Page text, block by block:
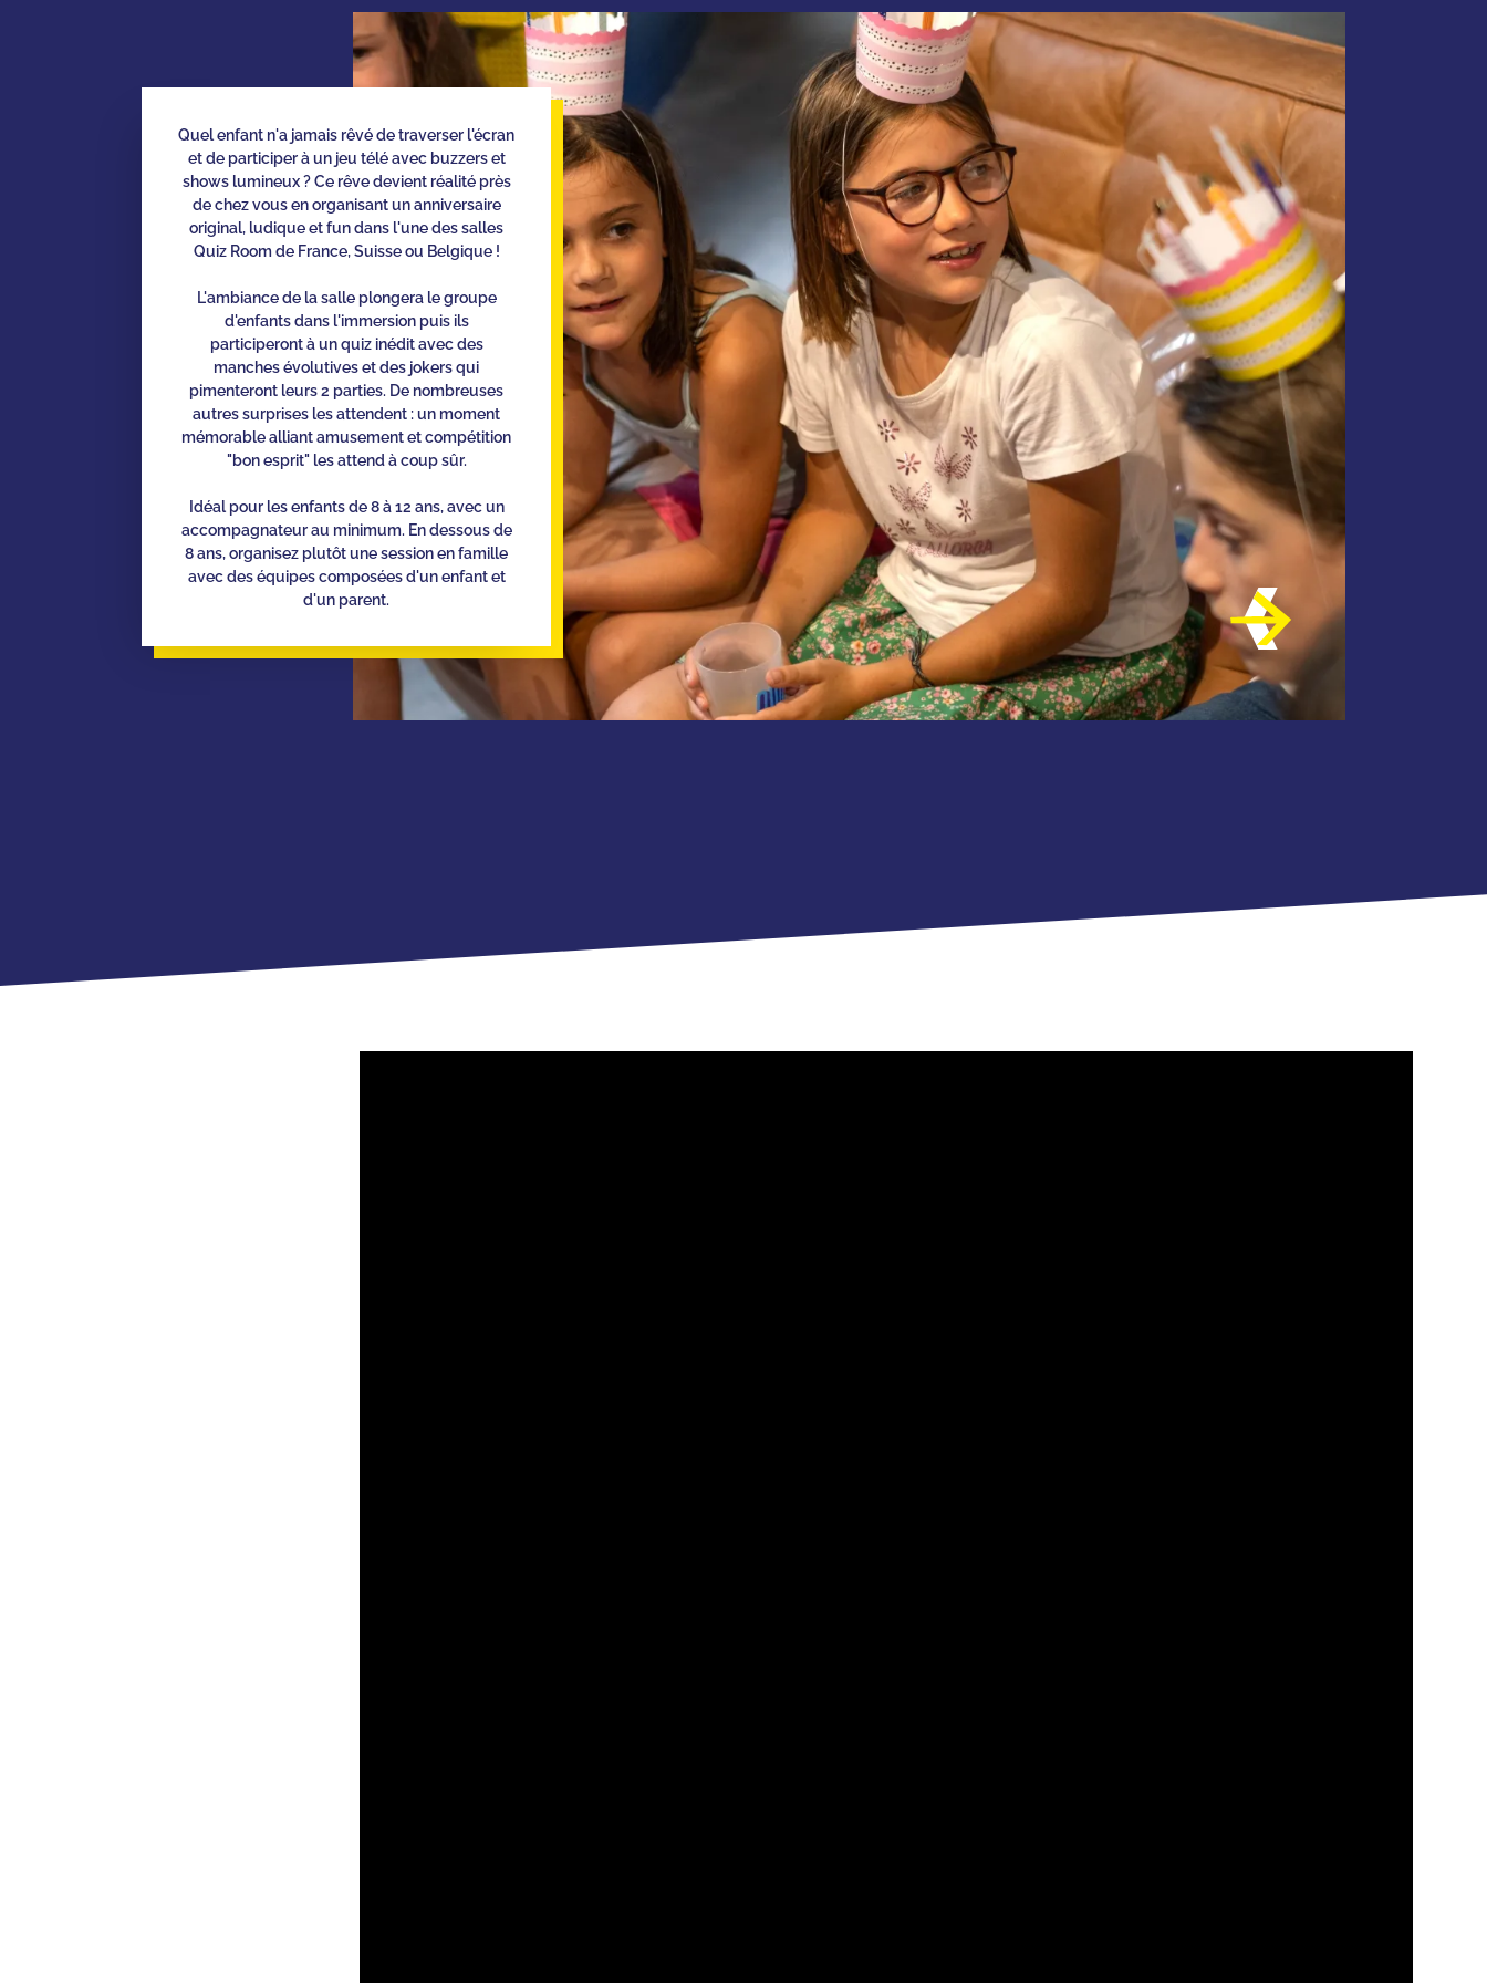
Quel enfant n'a jamais rêvé de traverser l'écran
et de participer à un jeu télé avec buzzers et
shows lumineux ? Ce rêve devient réalité près
de chez vous en organisant un anniversaire
original, ludique et fun dans l'une des salles
Quiz Room de France, Suisse ou Belgique !
L'ambiance de la salle plongera le groupe
d'enfants dans l'immersion puis ils
participeront à un quiz inédit avec des
manches évolutives et des jokers qui
pimenteront leurs 2 parties. De nombreuses
autres surprises les attendent : un moment
mémorable alliant amusement et compétition
"bon esprit" les attend à coup sûr.
Idéal pour les enfants de 8 à 12 ans, avec un
accompagnateur au minimum. En dessous de
8 ans, organisez plutôt une session en famille
avec des équipes composées d'un enfant et
d'un parent.